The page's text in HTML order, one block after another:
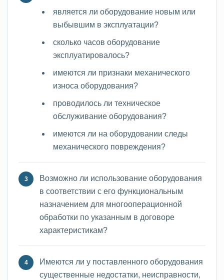
является ли оборудование новым или
выбывшим в эксплуатации?
сколько часов оборудование
эксплуатировалось?
имеются ли признаки механического
износа оборудования?
проводилось ли техническое
обслуживание оборудования?
имеются ли на оборудовании следы
механического повреждения?
Возможно ли использование оборудования
в соответствии с его функциональным
назначением для многооперационной
обработки по указанным в договоре
характеристикам?
Имеются ли у поставленного оборудования
существенные недостатки, неисправности,